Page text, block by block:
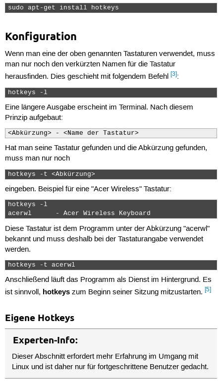
sudo apt-get install hotkeys
Konfiguration
Wenn man eine der oben genannten Tastaturen verwendet, muss
man nur noch den verkürzten Namen für die Tastatur
herausfinden. Dies geschieht mit folgendem Befehl [3]:
hotkeys -l
Eine längere Ausgabe erscheint im Terminal. Nach diesem
Prinzip aufgebaut:
<Abkürzung> - <Name der Tastatur>
Hat man seine Tastatur gefunden und die Abkürzung gefunden,
muss man nur noch
hotkeys -t <Abkürzung>
eingeben. Beispiel für eine "Acer Wireless" Tastatur:
hotkeys -l
acerwl      - Acer Wireless Keyboard
Diese Tastatur ist dem Programm unter der Abkürzung "acerwl"
bekannt und muss deshalb bei der Tastaturangabe verwendet
werden.
hotkeys -t acerwl
Anschließend läuft das Programm als Dienst im Hintergrund. Es
ist sinnvoll, hotkeyszum Beginn seiner Sitzung mitzustarten. [5]
Eigene Hotkeys
Experten-Info:
Dieser Abschnitt erfordert mehr Erfahrung im Umgang mit
Linux und ist daher nur für fortgeschrittene Benutzer gedacht.